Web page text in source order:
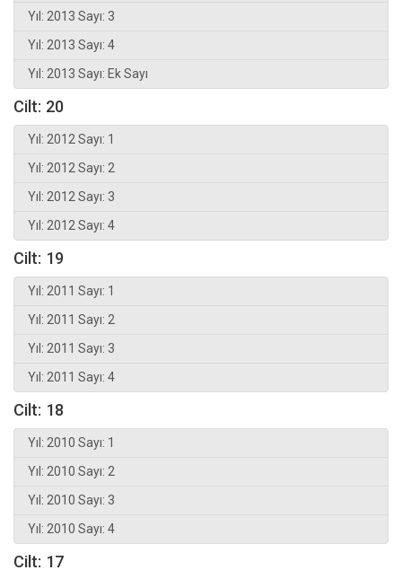
Yıl: 2013 Sayı: 3
Yıl: 2013 Sayı: 4
Yıl: 2013 Sayı: Ek Sayı
Cilt: 20
Yıl: 2012 Sayı: 1
Yıl: 2012 Sayı: 2
Yıl: 2012 Sayı: 3
Yıl: 2012 Sayı: 4
Cilt: 19
Yıl: 2011 Sayı: 1
Yıl: 2011 Sayı: 2
Yıl: 2011 Sayı: 3
Yıl: 2011 Sayı: 4
Cilt: 18
Yıl: 2010 Sayı: 1
Yıl: 2010 Sayı: 2
Yıl: 2010 Sayı: 3
Yıl: 2010 Sayı: 4
Cilt: 17